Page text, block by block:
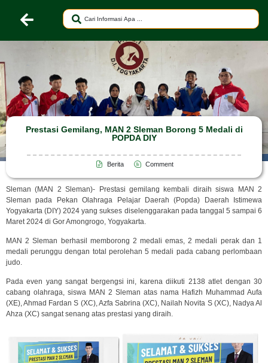
Prestasi Gemilang, MAN 2 Sleman Borong 5 Medali di
POPDA DIY
Berita Comment
Sleman (MAN 2 Sleman)- Prestasi gemilang kembali diraih siswa MAN 2
Sleman pada Pekan Olahraga Pelajar Daerah (Popda) Daerah Istimewa
Yogyakarta (DIY) 2024 yang sukses diselenggarakan pada tanggal 5 sampai 6
Maret 2024 di Gor Amongrogo, Yogyakarta.
MAN 2 Sleman berhasil memborong 2 medali emas, 2 medali perak dan 1
medali perunggu dengan total perolehan 5 medali pada cabang perlombaan
judo.
Pada even yang sangat bergengsi ini, karena diikuti 2138 atlet dengan 30
cabang olahraga, siswa MAN 2 Sleman atas nama Hafizh Muhammad Aufa
(XE), Ahmad Fardan S (XC), Azfa Sabrina (XC), Nailah Novita S (XC), Nadya Al
Ahza (XC) sangat senang atas prestasi yang diraih.